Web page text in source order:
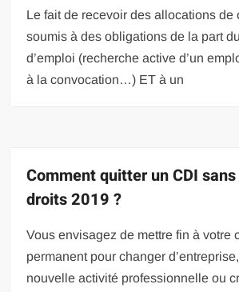
Le fait de recevoir des allocations de
soumis à des obligations de la part
d’emploi (recherche active d’un
à la convocation…) ET à un
Comment quitter un CDI
droits 2019 ?
Vous envisagez de mettre fin à votre
permanent pour changer
nouvelle activité professionnelle ou